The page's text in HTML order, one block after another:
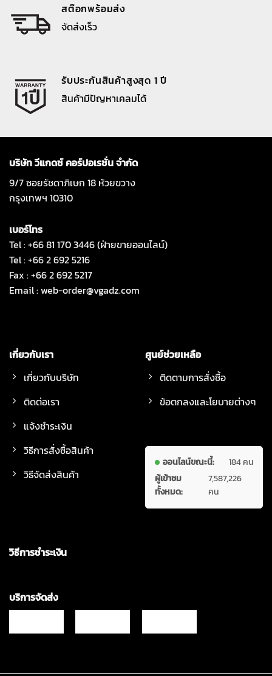
สต๊อกพร้อมส่ง
จัดส่งเร็ว
รับประกันสินค้าสูงสุด 1 ปี
สินค้ามีปัญหาเคลมได้
บริษัท วีแกดซ์ คอร์ปอเรชั่น จำกัด
9/7 ซอยรัชดาภิเษก 18 ห้วยขวาง
กรุงเทพฯ 10310
เบอร์โทร
Tel : +66 81 170 3446 (ฝ่ายขายออนไลน์)
Tel : +66 2 692 5216
Fax : +66 2 692 5217
Email :web-order@vgadz.com
เกี่ยวกับเรา
เกี่ยวกับบริษัท
ติดต่อเรา
แจ้งชำระเงิน
วิธีการสั่งซื้อสินค้า
วิธีจัดส่งสินค้า
ศูนย์ช่วยเหลือ
ติดตามการสั่งซื้อ
ข้อตกลงและโยบายต่างๆ
ออนไลน์ขณะนี้:
184 คน
ผู้เข้าชม
ทั้งหมด:
7,587,226
คน
วิธีการชำระเงิน
บริการจัดส่ง